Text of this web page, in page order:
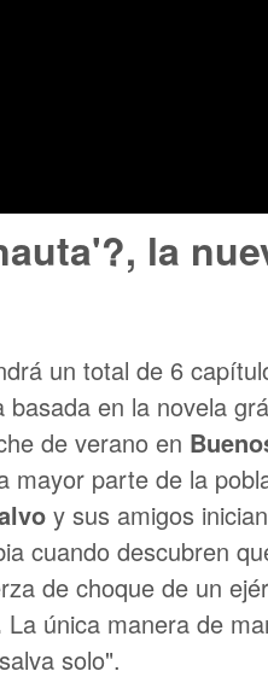
la
un total de 6
en la novela
de verano en
mayor parte de la
y sus amigos
cuando descubren
de choque de un
La única manera de
solo".